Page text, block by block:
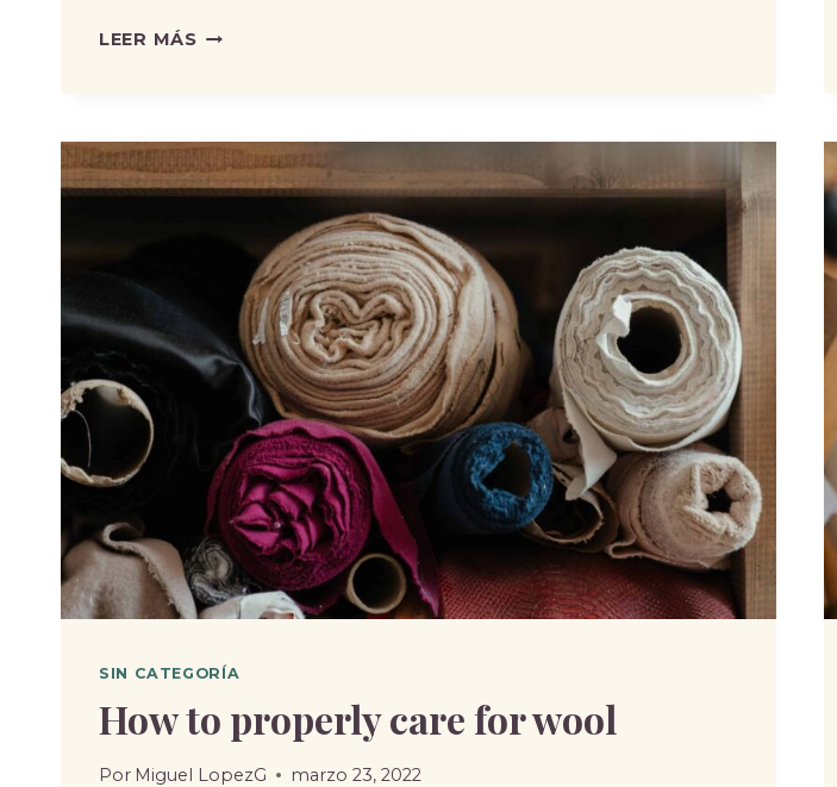
LEER MÁSHOW
YOU
ACTUALLY
SIN CATEGORÍA
How to properly care for wool
Por Miguel LopezG marzo 23, 2022